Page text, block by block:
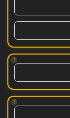
!
!